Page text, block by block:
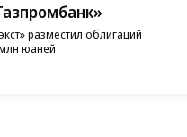
разместил облигаций
юаней